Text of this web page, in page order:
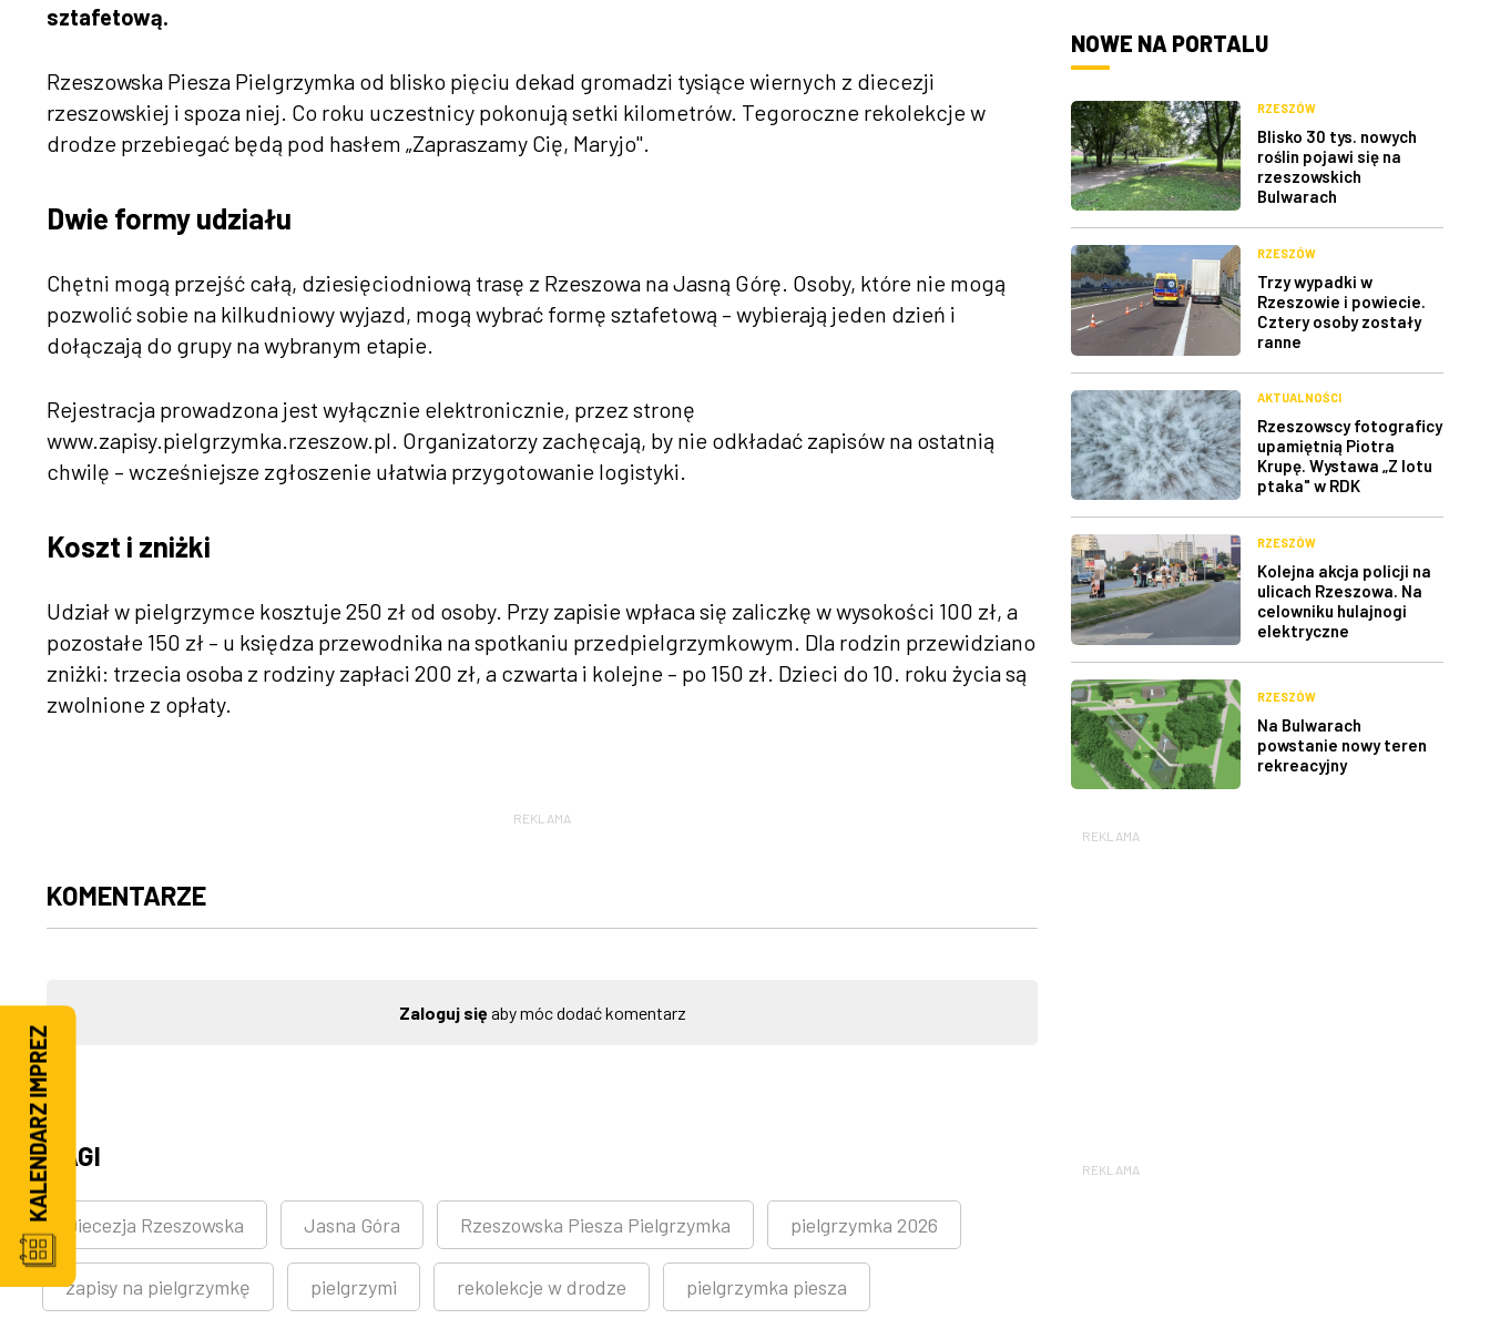
sztafetową.
Rzeszowska Piesza Pielgrzymka od blisko pięciu dekad gromadzi tysiące wiernych z diecezji
rzeszowskiej i spoza niej. Co roku uczestnicy pokonują setki kilometrów. Tegoroczne rekolekcje w
drodze przebiegać będą pod hasłem „Zapraszamy Cię, Maryjo".
Dwie formy udziału
Chętni mogą przejść całą, dziesięciodniową trasę z Rzeszowa na Jasną Górę. Osoby, które nie mogą
pozwolić sobie na kilkudniowy wyjazd, mogą wybrać formę sztafetową – wybierają jeden dzień i
dołączają do grupy na wybranym etapie.
Rejestracja prowadzona jest wyłącznie elektronicznie, przez stronę
www.zapisy.pielgrzymka.rzeszow.pl. Organizatorzy zachęcają, by nie odkładać zapisów na ostatnią
chwilę – wcześniejsze zgłoszenie ułatwia przygotowanie logistyki.
Koszt i zniżki
Udział w pielgrzymce kosztuje 250 zł od osoby. Przy zapisie wpłaca się zaliczkę w wysokości 100 zł, a
pozostałe 150 zł – u księdza przewodnika na spotkaniu przedpielgrzymkowym. Dla rodzin przewidziano
zniżki: trzecia osoba z rodziny zapłaci 200 zł, a czwarta i kolejne – po 150 zł. Dzieci do 10. roku życia są
zwolnione z opłaty.
REKLAMA
KOMENTARZE
Zaloguj sięaby móc dodać komentarz
TAGI
Diecezja Rzeszowska Jasna Góra Rzeszowska Piesza Pielgrzymka pielgrzymka 2026
zapisy na pielgrzymkę pielgrzymi rekolekcje w drodze pielgrzymka piesza
NOWE NA PORTALU
RZESZÓW
Blisko 30 tys. nowych
roślin pojawi się na
rzeszowskich
Bulwarach
RZESZÓW
Trzy wypadki w
Rzeszowie i powiecie.
Cztery osoby zostały
ranne
AKTUALNOŚCI
Rzeszowscy fotograficy
upamiętnią Piotra
Krupę. Wystawa „Z lotu
ptaka" w RDK
RZESZÓW
Kolejna akcja policji na
ulicach Rzeszowa. Na
celowniku hulajnogi
elektryczne
RZESZÓW
Na Bulwarach
powstanie nowy teren
rekreacyjny
REKLAMA
REKLAMA
KALENDARZ IMPREZ